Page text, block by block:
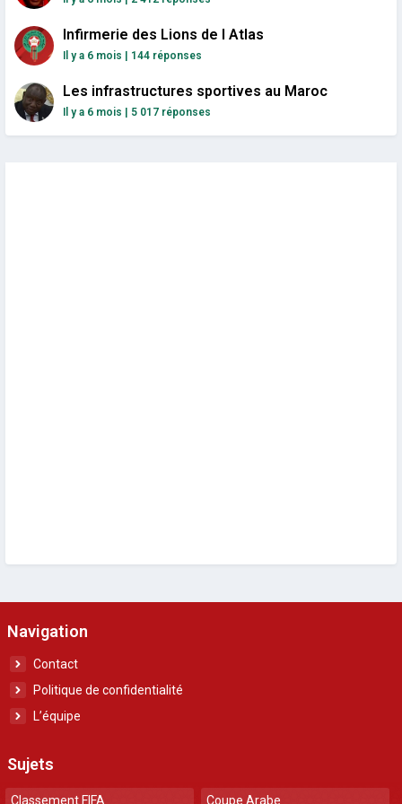
Infirmerie des Lions de l Atlas
Il y a 6 mois 144 réponses
Les infrastructures sportives au Maroc
Il y a 6 mois 5 017 réponses
Navigation
Contact
Politique de confidentialité
L’équipe
Sujets
Classement FIFA Coupe Arabe